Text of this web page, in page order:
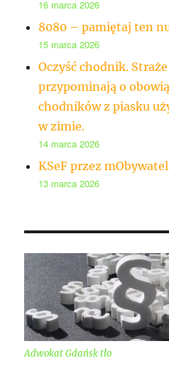
16 marca 2026
8080 – pamiętaj ten
15 marca 2026
Oczyść chodnik.
przypominają o
chodników z piasku
w zimie.
14 marca 2026
KSeF przez
13 marca 2026
Adwokat Gdańsk tło